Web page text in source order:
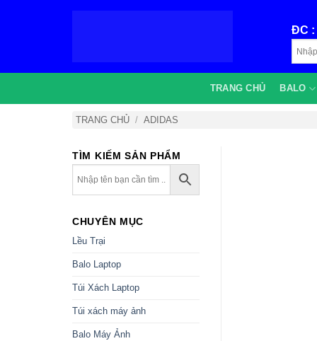
ĐC :
TRANG CHỦ BALO
TRANG CHỦ / ADIDAS
TÌM KIẾM SẢN PHẨM
CHUYÊN MỤC
Lều Trại
Balo Laptop
Túi Xách Laptop
Túi xách máy ảnh
Balo Máy Ảnh